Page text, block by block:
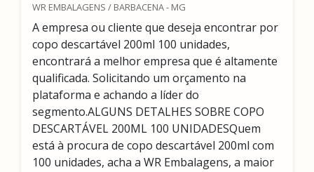
WR EMBALAGENS / BARBACENA - MG
A empresa ou cliente que deseja encontrar por
copo descartável 200ml 100 unidades,
encontrará a melhor empresa que é altamente
qualificada. Solicitando um orçamento na
plataforma e achando a líder do
segmento.ALGUNS DETALHES SOBRE COPO
DESCARTÁVEL 200ML 100 UNIDADESQuem
está à procura de copo descartável 200ml com
100 unidades, acha a WR Embalagens, a maior